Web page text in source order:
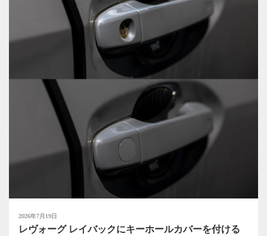
2026年7月19日
レヴォーグ レイバックにキーホールカバーを付ける